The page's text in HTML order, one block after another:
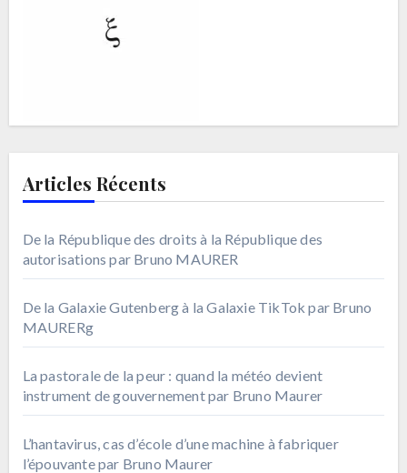
Articles Récents
De la République des droits à la République des
autorisations par Bruno MAURER
De la Galaxie Gutenberg à la Galaxie TikTok par Bruno
MAURERg
La pastorale de la peur : quand la météo devient
instrument de gouvernement par Bruno Maurer
L’hantavirus, cas d’école d’une machine à fabriquer
l’épouvante par Bruno Maurer